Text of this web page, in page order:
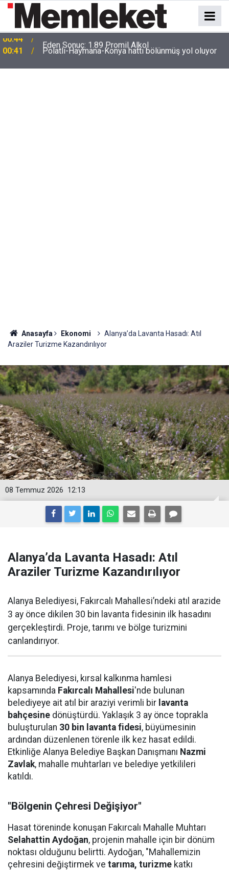
00:41 Polatlı-Haymana-Konya hattı bölünmüş yol oluyor
Anasayfa Ekonomi
Alanya’da Lavanta Hasadı: Atıl
Araziler Turizme Kazandırılıyor
12:13
08 Temmuz 2026
Alanya’da Lavanta Hasadı: Atıl
Araziler Turizme Kazandırılıyor
Alanya Belediyesi, Fakırcalı Mahallesi’ndeki atıl arazide
3 ay önce dikilen 30 bin lavanta fidesinin ilk hasadını
gerçekleştirdi. Proje, tarımı ve bölge turizmini
canlandırıyor.
Alanya Belediyesi, kırsal kalkınma hamlesi
kapsamında Fakırcalı Mahallesi'nde bulunan
belediyeye ait atıl bir araziyi verimli bir lavanta
bahçesine dönüştürdü. Yaklaşık 3 ay önce toprakla
buluşturulan 30 bin lavanta fidesi, büyümesinin
ardından düzenlenen törenle ilk kez hasat edildi.
Etkinliğe Alanya Belediye Başkan Danışmanı Nazmi
Zavlak, mahalle muhtarları ve belediye yetkilileri
katıldı.
"Bölgenin Çehresi Değişiyor"
Hasat töreninde konuşan Fakırcalı Mahalle Muhtarı
Selahattin Aydoğan, projenin mahalle için bir dönüm
noktası olduğunu belirtti. Aydoğan, "Mahallemizin
çehresini değiştirmek ve tarıma, turizme katkı